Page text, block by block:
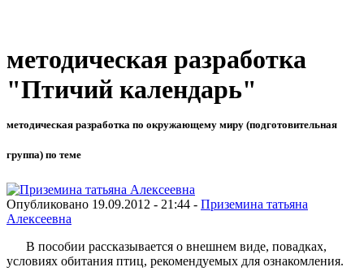
методическая разработка
"Птичий календарь"
методическая разработка по окружающему миру (подготовительная
группа) по теме
Опубликовано 19.09.2012 - 21:44 - Приземина татьяна
Алексеевна
В пособии рассказывается о внешнем виде, повадках,
условиях обитания птиц, рекомендуемых для ознакомления.